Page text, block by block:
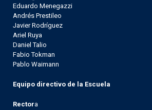
Eduardo Menegazzi
Andrés Prestileo
Javier Rodríguez
Ariel Ruya
Daniel Talio
Fabio Tokman
Pablo Waimann
Equipo directivo de la Escuela
Rectora